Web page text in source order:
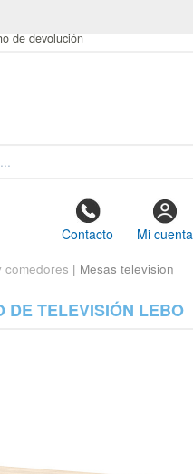
de devolución
Contacto Mi cuenta
comedores | Mesas television
DE TELEVISIÓN LEBO